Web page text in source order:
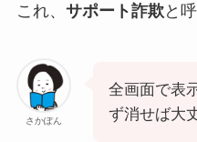
これ、 サポート詐欺と
さかぽん
全画面で表
ず消せば大